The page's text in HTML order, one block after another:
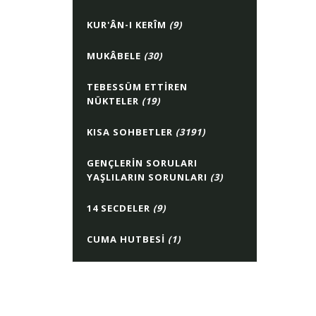
KUR'ÂN-I KERÎM (9)
MUKÂBELE (30)
TEBESSÜM ETTIREN
NÜKTELER (19)
KISA SOHBETLER (3191)
GENÇLERIN SORULARI
YAŞLILARIN SORUNLARI (3)
14 SECDELER (9)
CUMA HUTBESI (1)